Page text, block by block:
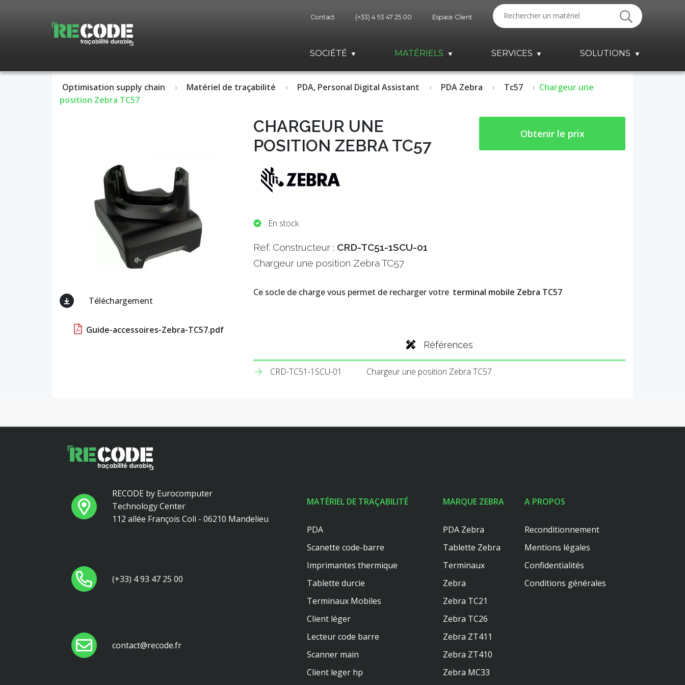
Contact (+33) 4 93 47 25 00 Espace Client
SOCIÉTÉ MATÉRIELS SERVICES SOLUTIONS
Optimisation supply chain Matériel de traçabilité PDA, Personal Digital Assistant PDA Zebra Tc57
Chargeur une
position Zebra TC57
Téléchargement
Guide-accessoires-Zebra-TC57.pdf
CHARGEUR UNE
POSITION ZEBRA TC57
Obtenir le prix
En stock
Ref. Constructeur : CRD-TC51-1SCU-01
Chargeur une position Zebra TC57
Ce socle de charge vous permet de recharger votre terminal mobile Zebra TC57
Références
CRD-TC51-1SCU-01 Chargeur une position Zebra TC57
RECODE by Eurocomputer
Technology Center
112 allée François Coli - 06210 Mandelieu
(+33) 4 93 47 25 00
contact@recode.fr
MATÉRIEL DE TRAÇABILITÉ
PDA
Scanette code-barre
Imprimantes thermique
Tablette durcie
Terminaux Mobiles
Client léger
Lecteur code barre
Scanner main
Client leger hp
MARQUE ZEBRA
PDA Zebra
Tablette Zebra
Terminaux
Zebra
Zebra TC21
Zebra TC26
Zebra ZT411
Zebra ZT410
Zebra MC33
A PROPOS
Reconditionnement
Mentions légales
Confidentialités
Conditions générales